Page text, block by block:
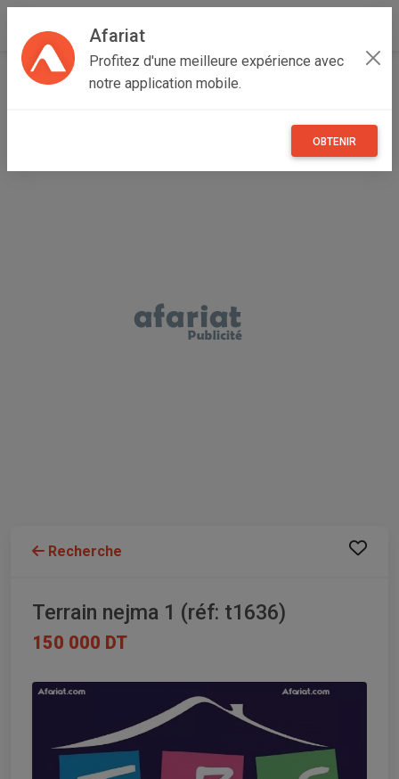
Afariat
Profitez d'une meilleure expérience avec
notre application mobile.
OBTENIR
Accueil Immobilier Cap bon - Sahel
Recherche
Terrain nejma 1 (réf: t1636)
150 000 DT